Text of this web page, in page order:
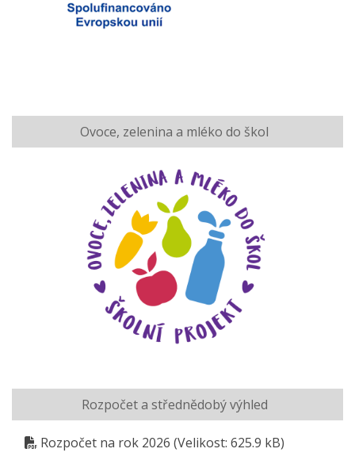
Ovoce, zelenina a mléko do škol
Rozpočet a střednědobý výhled
Rozpočet na rok 2026 (Velikost: 625.9 kB)